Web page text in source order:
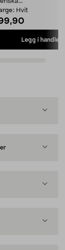
Hvit
Legg i